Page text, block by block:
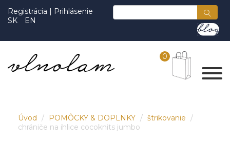
Registrácia | Prihlásenie
SK
EN
0
Úvod POMÔCKY & DOPLNKY
štrikovanie
chrániče na ihlice cocoknits jumbo